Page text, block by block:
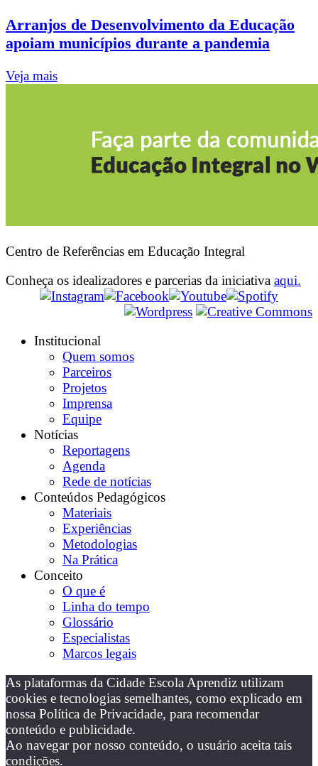
Arranjos de Desenvolvimento da Educação
apoiam municípios durante a pandemia
Veja mais
Centro de Referências em Educação Integral
Conheça os idealizadores e parcerias da iniciativa aqui.
Institucional
Quem somos
Parceiros
Projetos
Imprensa
Equipe
Notícias
Reportagens
Agenda
Rede de notícias
Conteúdos Pedagógicos
Materiais
Experiências
Metodologias
Na Prática
Conceito
O que é
Linha do tempo
Glossário
Especialistas
Marcos legais
As plataformas da Cidade Escola Aprendiz utilizam
cookies e tecnologias semelhantes, como explicado em
nossa Política de Privacidade, para recomendar
conteúdo e publicidade.
Ao navegar por nosso conteúdo, o usuário aceita tais
condições.